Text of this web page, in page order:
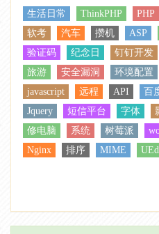
生活日常 ThinkPHP PHP
软考
汽车 攒机 ASP
验证码
纪念日 钉钉开发
旅游
安全漏洞 环境配置
javascript
远程 API 百
Jquery
短信平台 字体
修电脑
系统 树莓派
Nginx
排序 MIME